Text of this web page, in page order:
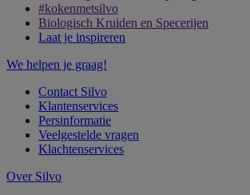
#kokenmetsilvo
Biologisch Kruiden en Specerijen
Laat je inspireren
We helpen je graag!
Contact Silvo
Klantenservices
Persinformatie
Veelgestelde vragen
Klachtenservices
Over Silvo